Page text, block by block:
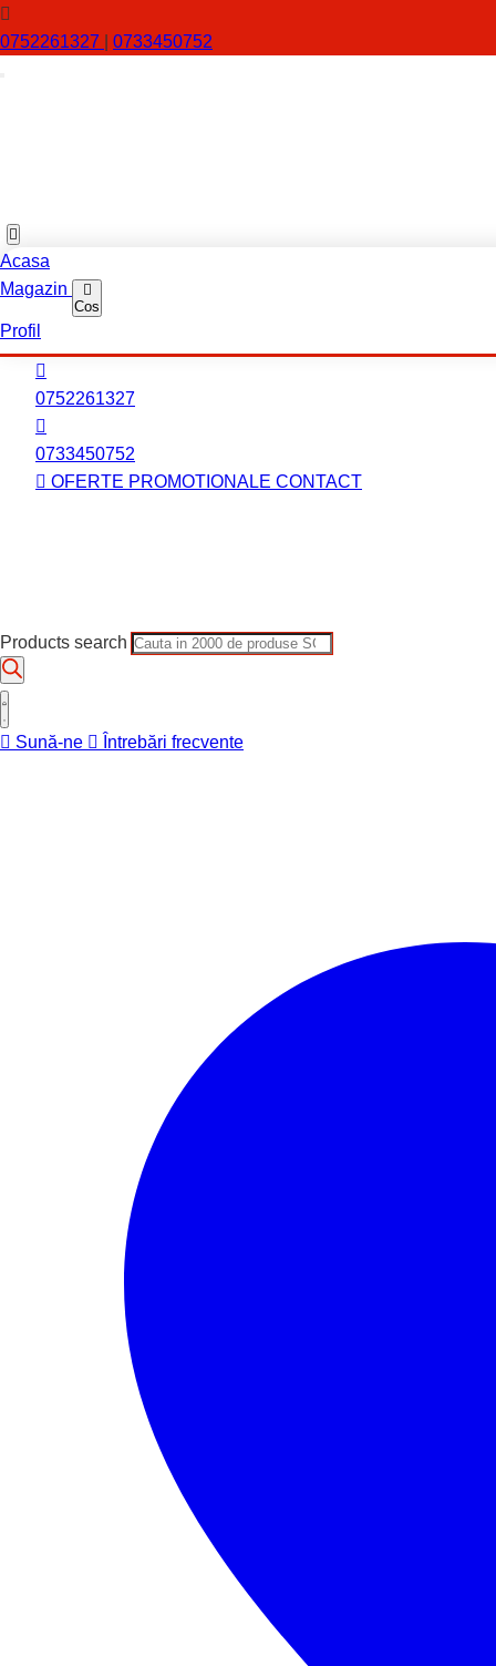
0752261327 0733450752
Acasa
Magazin
Cos
Profil
0752261327
0733450752
OFERTE PROMOTIONALE CONTACT
Products search
Sună-ne Întrebări frecvente